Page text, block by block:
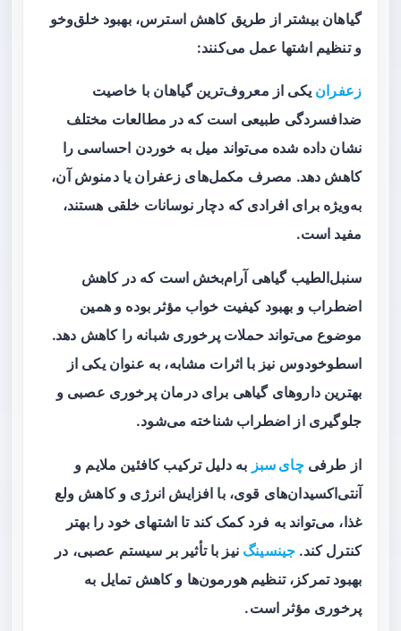
گیاهان بیشتر از طریق کاهش استرس، بهبود خلق‌وخو
و تنظیم اشتها عمل می‌کنند:
زعفران یکی از معروف‌ترین گیاهان با خاصیت
ضدافسردگی طبیعی است که در مطالعات مختلف
نشان داده شده می‌تواند میل به خوردن احساسی را
کاهش دهد. مصرف مکمل‌های زعفران یا دمنوش آن،
به‌ویژه برای افرادی که دچار نوسانات خلقی هستند،
مفید است.
سنبل‌الطیب گیاهی آرام‌بخش است که در کاهش
اضطراب و بهبود کیفیت خواب مؤثر بوده و همین
موضوع می‌تواند حملات پرخوری شبانه را کاهش دهد.
اسطوخودوس نیز با اثرات مشابه، به عنوان یکی از
بهترین داروهای گیاهی برای درمان پرخوری عصبی و
جلوگیری از اضطراب شناخته می‌شود.
از طرفیچای سبز به دلیل ترکیب کافئین ملایم و
آنتی‌اکسیدان‌های قوی، با افزایش انرژی و کاهش ولع
غذا، می‌تواند به فرد کمک کند تا اشتهای خود را بهتر
کنترل کند. جینسینگ نیز با تأثیر بر سیستم عصبی، در
بهبود تمرکز، تنظیم هورمون‌ها و کاهش تمایل به
پرخوری مؤثر است.